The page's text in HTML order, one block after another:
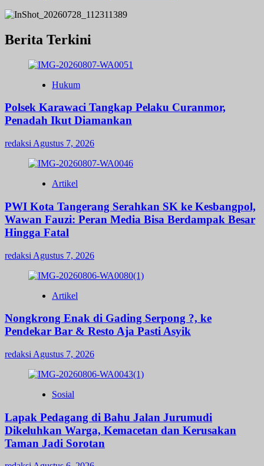
Berita Terkini
Hukum
Polsek Karawaci Tangkap Pelaku Curanmor,
Penadah Ikut Diamankan
redaksi Agustus 7, 2026
Artikel
PWI Kota Tangerang Serahkan SK ke Kesbangpol,
Wawan Fauzi: Peran Media Bisa Berdampak Besar
Hingga Fatal
redaksi Agustus 7, 2026
Artikel
Nongkrong Enak di Gading Serpong ?, ke
Pendekar Bar & Resto Aja Pasti Asyik
redaksi Agustus 7, 2026
Sosial
Lapak Pedagang di Bahu Jalan Jurumudi
Dikeluhkan Warga, Kemacetan dan Kerusakan
Taman Jadi Sorotan